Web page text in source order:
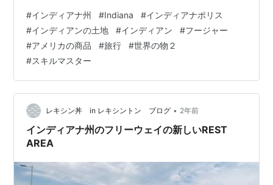
る。この言葉の語源は諸説あるが、インディアナ州歴史
局とインディアナ州歴史協会が提唱する有力な説として
は、アップランドサウス地域で野卑な田舎者を指す蔑称
から来ているというものである[4]。 州北西部のカルメッ
ト地域は国内最大級の鉄鋼生産地である。他にも薬品
と…
#インディアナ州 #Indiana #インディアナポリス
#インディアンの土地 #インディアン #フージャー
#アメリカの商品 #旅行 #世界の物２
#スキルマスター
レキシン丼 in レキシントン ブログ • 2年前
インディアナ州のフリーウェイの新しいREST
AREA